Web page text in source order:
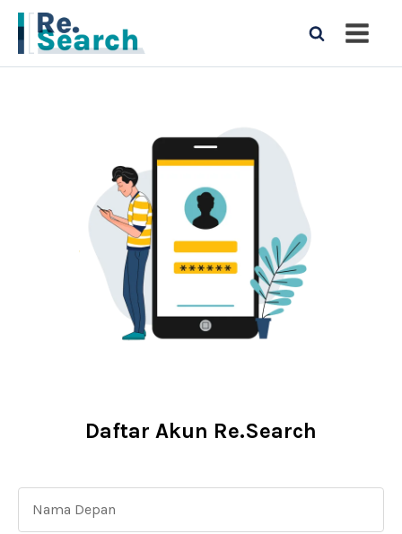
Daftar Akun Re.Search